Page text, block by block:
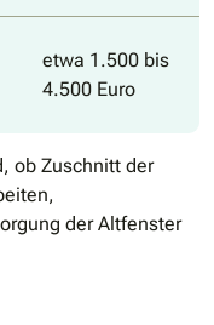
etwa 1.500 bis
4.500 Euro
ob Zuschnitt der
der Altfenster